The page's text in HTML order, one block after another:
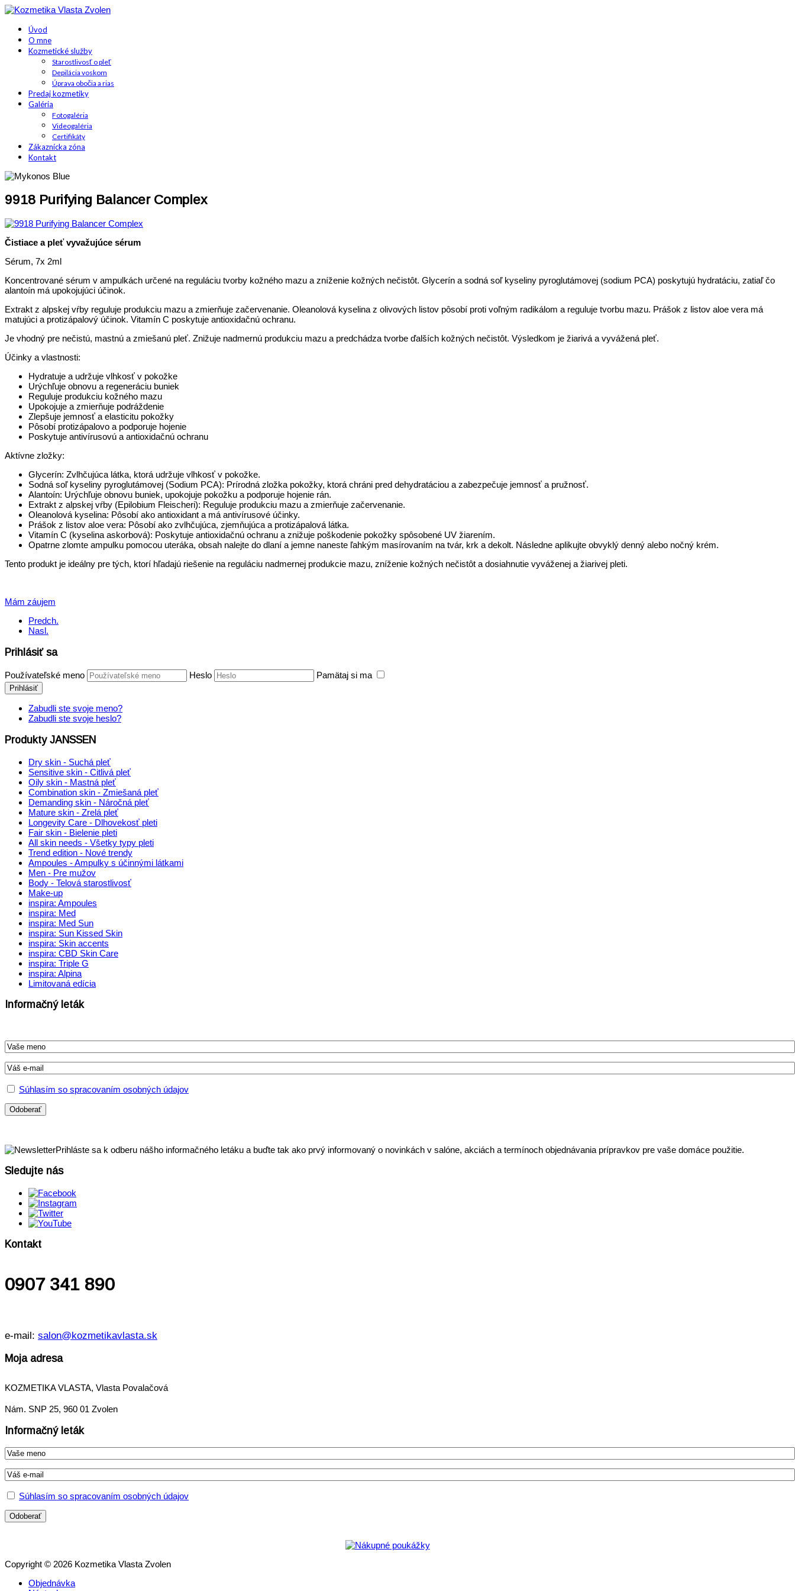
Úvod
O mne
Kozmetické služby
Starostlivosť o pleť
Depilácia voskom
Úprava obočia a rias
Predaj kozmetiky
Galéria
Fotogaléria
Videogaléria
Certifikáty
Zákaznícka zóna
Kontakt
9918 Purifying Balancer Complex
Čistiace a pleť vyvažujúce sérum
Sérum, 7x 2ml
Koncentrované sérum v ampulkách určené na reguláciu tvorby kožného mazu a zníženie kožných nečistôt. Glycerín a sodná soľ kyseliny pyroglutámovej (sodium PCA) poskytujú hydratáciu, zatiaľ čo
alantoín má upokojujúci účinok.
Extrakt z alpskej vŕby reguluje produkciu mazu a zmierňuje začervenanie. Oleanolová kyselina z olivových listov pôsobí proti voľným radikálom a reguluje tvorbu mazu. Prášok z listov aloe vera má
matujúci a protizápalový účinok. Vitamín C poskytuje antioxidačnú ochranu.
Je vhodný pre nečistú, mastnú a zmiešanú pleť. Znižuje nadmernú produkciu mazu a predchádza tvorbe ďalších kožných nečistôt. Výsledkom je žiarivá a vyvážená pleť.
Účinky a vlastnosti:
Hydratuje a udržuje vlhkosť v pokožke
Urýchľuje obnovu a regeneráciu buniek
Reguluje produkciu kožného mazu
Upokojuje a zmierňuje podráždenie
Zlepšuje jemnosť a elasticitu pokožky
Pôsobí protizápalovo a podporuje hojenie
Poskytuje antivírusovú a antioxidačnú ochranu
Aktívne zložky:
Glycerín: Zvlhčujúca látka, ktorá udržuje vlhkosť v pokožke.
Sodná soľ kyseliny pyroglutámovej (Sodium PCA): Prírodná zložka pokožky, ktorá chráni pred dehydratáciou a zabezpečuje jemnosť a pružnosť.
Alantoín: Urýchľuje obnovu buniek, upokojuje pokožku a podporuje hojenie rán.
Extrakt z alpskej vŕby (Epilobium Fleischeri): Reguluje produkciu mazu a zmierňuje začervenanie.
Oleanolová kyselina: Pôsobí ako antioxidant a má antivírusové účinky.
Prášok z listov aloe vera: Pôsobí ako zvlhčujúca, zjemňujúca a protizápalová látka.
Vitamín C (kyselina askorbová): Poskytuje antioxidačnú ochranu a znižuje poškodenie pokožky spôsobené UV žiarením.
Opatrne zlomte ampulku pomocou uteráka, obsah nalejte do dlaní a jemne naneste ľahkým masírovaním na tvár, krk a dekolt. Následne aplikujte obvyklý denný alebo nočný krém.
Tento produkt je ideálny pre tých, ktorí hľadajú riešenie na reguláciu nadmernej produkcie mazu, zníženie kožných nečistôt a dosiahnutie vyváženej a žiarivej pleti.
Mám záujem
Predch.
Nasl.
Prihlásiť sa
Používateľské meno Heslo Pamätaj si ma
Prihlásiť
Zabudli ste svoje meno?
Zabudli ste svoje heslo?
Produkty JANSSEN
Dry skin - Suchá pleť
Sensitive skin - Citlivá pleť
Oily skin - Mastná pleť
Combination skin - Zmiešaná pleť
Demanding skin - Náročná pleť
Mature skin - Zrelá pleť
Longevity Care - Dlhovekosť pleti
Fair skin - Bielenie pleti
All skin needs - Všetky typy pleti
Trend edition - Nové trendy
Ampoules - Ampulky s účinnými látkami
Men - Pre mužov
Body - Telová starostlivosť
Make-up
inspira: Ampoules
inspira: Med
inspira: Med Sun
inspira: Sun Kissed Skin
inspira: Skin accents
inspira: CBD Skin Care
inspira: Triple G
inspira: Alpina
Limitovaná edícia
Informačný leták
Súhlasím so spracovaním osobných údajov
Prihláste sa k odberu nášho informačného letáku a buďte tak ako prvý informovaný o novinkách v salóne, akciách a termínoch objednávania prípravkov pre vaše domáce použitie.
Sledujte nás
Kontakt
0907 341 890
e-mail: salon@kozmetikavlasta.sk
Moja adresa
KOZMETIKA VLASTA, Vlasta Povalačová
Nám. SNP 25, 960 01 Zvolen
Informačný leták
Súhlasím so spracovaním osobných údajov
Copyright © 2026 Kozmetika Vlasta Zvolen
Objednávka